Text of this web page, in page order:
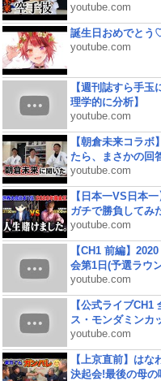
youtube.com
誕生日おめでとう
youtube.com
【週刊誌すら手
理学的に分析】
youtube.com
【朝倉未来コラ
たら、まさかの回
youtube.com
【日本一VS日本
ガチで勝負してみ
youtube.com
【CH1 前編】
会第1日(予選ラウ
youtube.com
【公式ライブ
ス・モンダミンカ
youtube.com
【上京直前】は
決起会!最後の母の